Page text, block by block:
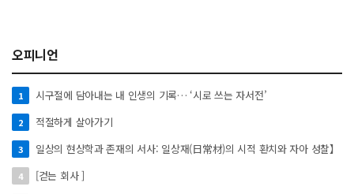
오피니언
1 시구절에 담아내는 내 인생의 기록… ‘시로 쓰는 자서전’
2 적절하게 살아가기
3 일상의 현상학과 존재의 서사: 일상재(日常材)의 시적 환치와 자아 성찰】
4 [걷는 회사 ]